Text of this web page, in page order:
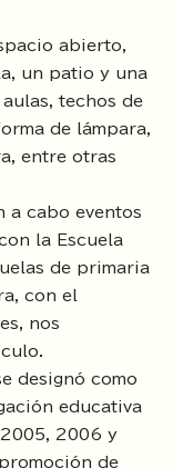
abierto,
un patio y una
techos de
de lámpara,
entre otras
a cabo eventos
la Escuela
de primaria
con el
nos
designó como
educativa
2006 y
de